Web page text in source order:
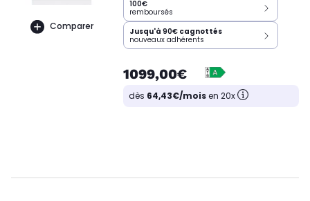
Comparer
100€
remboursés
Jusqu'à 90€ cagnottés
nouveaux adhérents
1099,00€
dès 64,43€/moisen 20x